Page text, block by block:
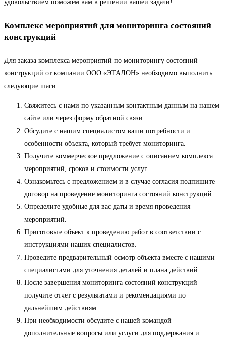
удовольствием поможем вам в решении вашей задачи!
Комплекс мероприятий для мониторинга состояний
конструкций
Для заказа комплекса мероприятий по мониторингу состояний
конструкций от компании ООО «ЭТАЛОН» необходимо выполнить
следующие шаги:
Свяжитесь с нами по указанным контактным данным на нашем
сайте или через форму обратной связи.
Обсудите с нашим специалистом ваши потребности и
особенности объекта, который требует мониторинга.
Получите коммерческое предложение с описанием комплекса
мероприятий, сроков и стоимости услуг.
Ознакомьтесь с предложением и в случае согласия подпишите
договор на проведение мониторинга состояний конструкций.
Определите удобные для вас даты и время проведения
мероприятий.
Приготовьте объект к проведению работ в соответствии с
инструкциями наших специалистов.
Проведите предварительный осмотр объекта вместе с нашими
специалистами для уточнения деталей и плана действий.
После завершения мониторинга состояний конструкций
получите отчет с результатами и рекомендациями по
дальнейшим действиям.
При необходимости обсудите с нашей командой
дополнительные вопросы или услуги для поддержания и